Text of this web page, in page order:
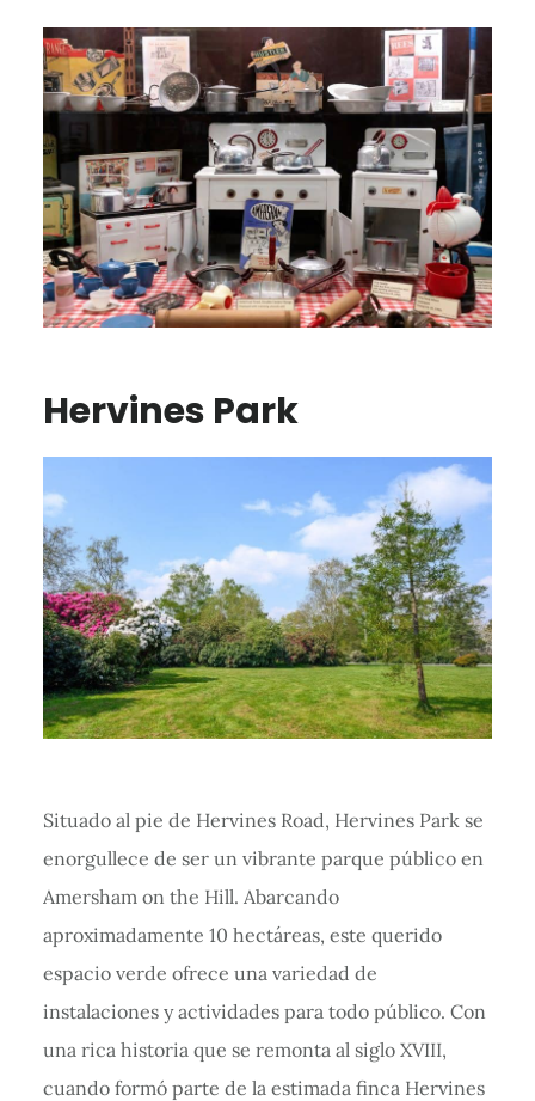
Hervines Park
Situado al pie de Hervines Road, Hervines Park se
enorgullece de ser un vibrante parque público en
Amersham on the Hill. Abarcando
aproximadamente 10 hectáreas, este querido
espacio verde ofrece una variedad de
instalaciones y actividades para todo público. Con
una rica historia que se remonta al siglo XVIII,
cuando formó parte de la estimada finca Hervines